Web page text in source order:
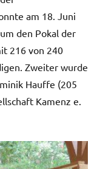
am 18. Juni
den Pokal der
216 von 240
Zweiter wurde
Hauffe (205
Kamenz e.